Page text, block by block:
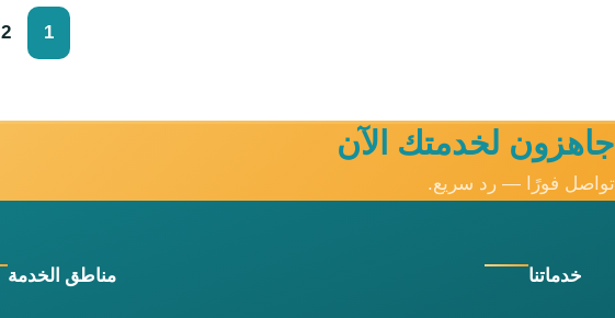
1
2
جاهزون لخدمتك الآن
تواصل فورًا — رد سريع.
خدماتنا مناطق الخدمة